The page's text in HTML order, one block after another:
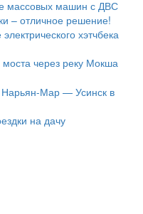
массовых машин с ДВС
– отличное решение!
хэтчбека
через реку Мокша
Нарьян-Мар — Усинск в
на дачу